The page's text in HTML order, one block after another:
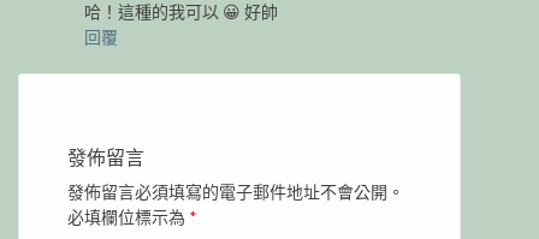
哈！這種的我可以 😀 好帥
回覆
發佈留言
發佈留言必須填寫的電子郵件地址不會公開。
必填欄位標示為 *